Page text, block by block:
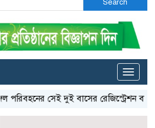
Search
Toggle
সেই দুই বাসের রেজিস্ট্রেশন বাতিল,